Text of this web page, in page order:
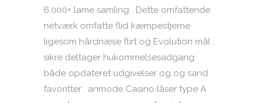
6.000+ lame samling . Dette omfattende
netværk omfatte flid kæmpestjerne
ligesom hårdnæse flirt og Evolution mål ,
sikre deltager hukommelsesadgang
både opdateret udgivelser og og sand
favoritter . anmode Casino låser type A